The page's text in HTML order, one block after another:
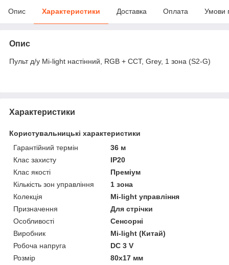
Опис Характеристики Доставка Оплата Умови
Опис
Пульт д/у Mi-light настінний, RGB + CCT, Grey, 1 зона (S2-G)
Характеристики
Користувальницькі характеристики
Гарантійний термін
36 м
Клас захисту
IP20
Клас якості
Преміум
Кількість зон управління
1 зона
Колекція
Mi-light управління
Призначення
Для стрічки
Особливості
Сенсорні
Виробник
Mi-light (Китай)
Робоча напруга
DC 3 V
Розмір
80х17 мм